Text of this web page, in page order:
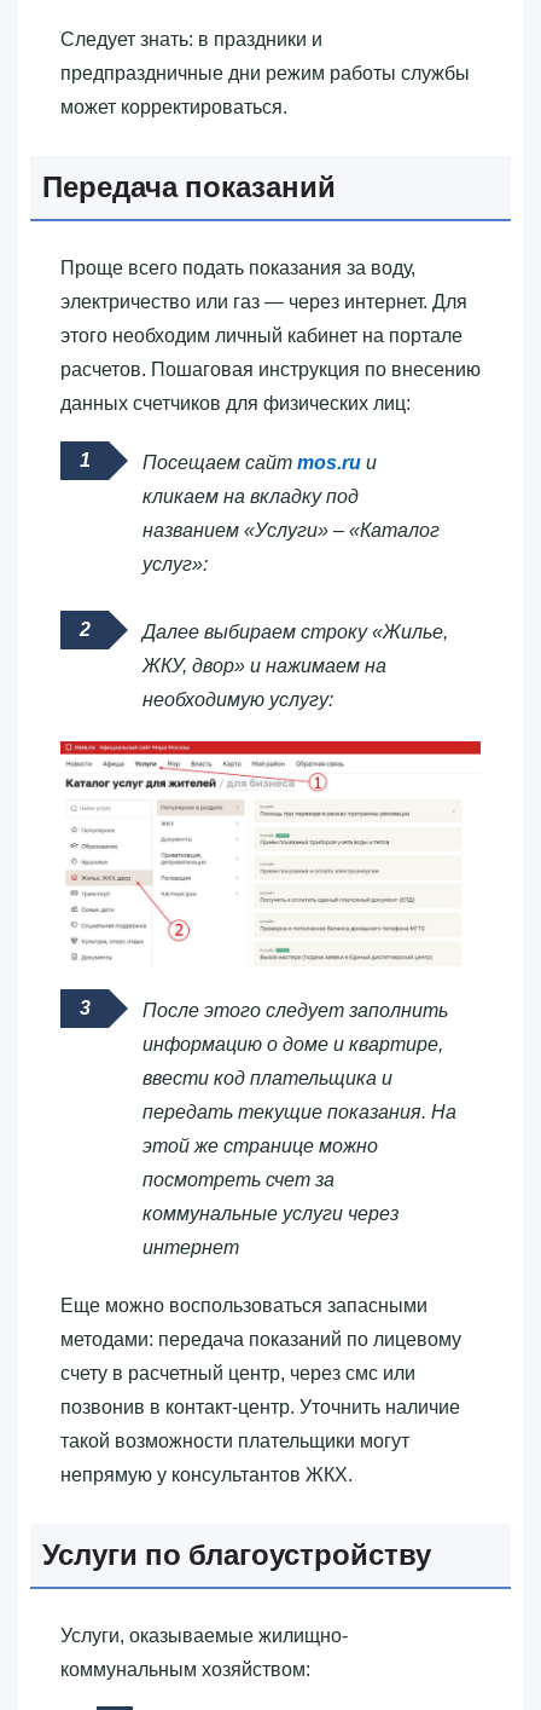
Следует знать: в праздники и
предпраздничные дни режим работы службы
может корректироваться.
Передача показаний
Проще всего подать показания за воду,
электричество или газ — через интернет. Для
этого необходим личный кабинет на портале
расчетов. Пошаговая инструкция по внесению
данных счетчиков для физических лиц:
Посещаем сайт mos.ru и
кликаем на вкладку под
названием «Услуги» – «Каталог
услуг»:
Далее выбираем строку «Жилье,
ЖКУ, двор» и нажимаем на
необходимую услугу:
После этого следует заполнить
информацию о доме и квартире,
ввести код плательщика и
передать текущие показания. На
этой же странице можно
посмотреть счет за
коммунальные услуги через
интернет
Еще можно воспользоваться запасными
методами: передача показаний по лицевому
счету в расчетный центр, через смс или
позвонив в контакт-центр. Уточнить наличие
такой возможности плательщики могут
непрямую у консультантов ЖКХ.
Услуги по благоустройству
Услуги, оказываемые жилищно-
коммунальным хозяйством: